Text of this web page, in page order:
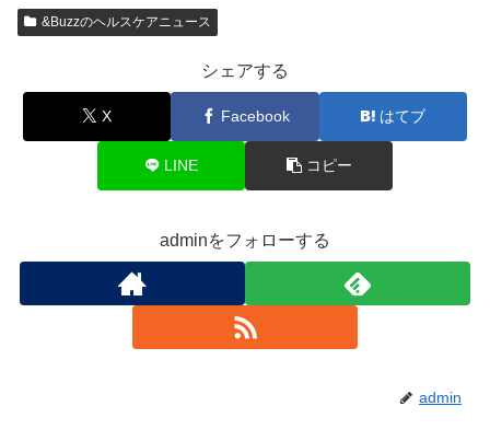
&Buzzのヘルスケアニュース
シェアする
X Facebook はてブ
LINE コピー
adminをフォローする
admin